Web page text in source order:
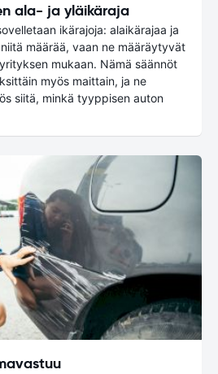
ala- ja yläikäraja
ikärajoja: alaikärajaa ja
määrää, vaan ne määräytyvät
mukaan. Nämä säännöt
myös maittain, ja ne
siitä, minkä tyyppisen auton